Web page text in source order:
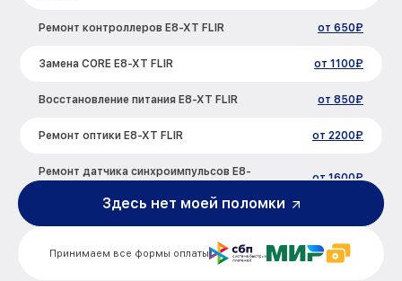
Ремонт контроллеров E8-XT FLIR от 650₽
Замена CORE E8-XT FLIR от 1100₽
Восстановление питания E8-XT FLIR от 850₽
Ремонт оптики E8-XT FLIR от 2200₽
Ремонт датчика синхроимпульсов E8-
XT FLIR
от 1600₽
от 900₽
Ремонт встроенного дальнометра и
Принимаем все формы оплаты
Здесь нет моей поломки